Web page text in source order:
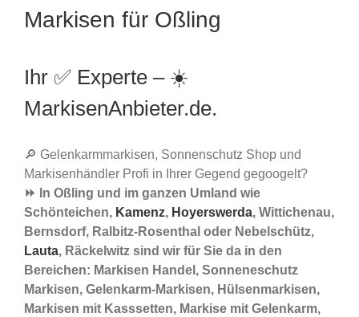
Markisen für Oßling
Ihr ✅ Experte – ☀️
MarkisenAnbieter.de.
🔎 Gelenkarmmarkisen, Sonnenschutz Shop und
Markisenhändler Profi in Ihrer Gegend gegoogelt?
⏩ In Oßling und im ganzen Umland wie
Schönteichen, Kamenz, Hoyerswerda, Wittichenau,
Bernsdorf, Ralbitz-Rosenthal oder Nebelschütz,
Lauta, Räckelwitz sind wir für Sie da in den
Bereichen: Markisen Handel, Sonneneschutz
Markisen, Gelenkarm-Markisen, Hülsenmarkisen,
Markisen mit Kasssetten, Markise mit Gelenkarm,